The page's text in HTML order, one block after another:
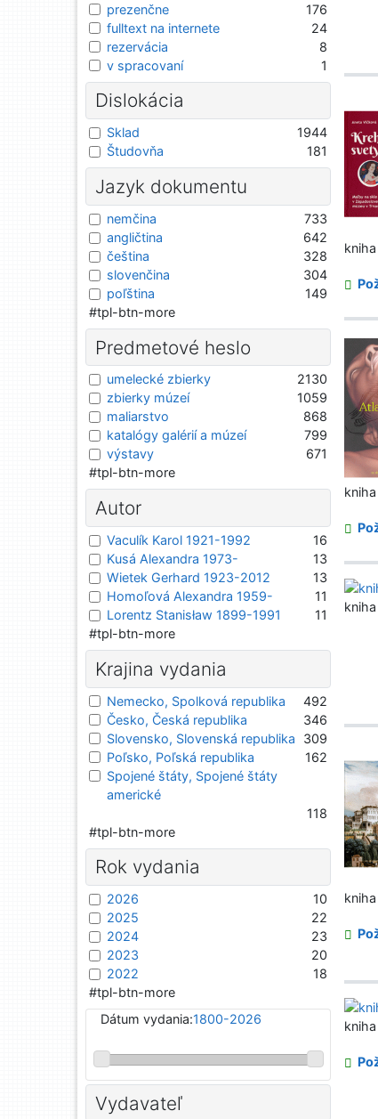
kniha
kniha
kniha
kniha
kniha
prezenčne
176
fulltext na internete
24
rezervácia
8
v spracovaní
1
Dislokácia
Sklad
1944
Študovňa
181
Jazyk dokumentu
nemčina
733
angličtina
642
čeština
328
slovenčina
304
poľština
149
#tpl-btn-more
Predmetové heslo
umelecké zbierky
2130
zbierky múzeí
1059
maliarstvo
868
katalógy galérií a múzeí
799
výstavy
671
#tpl-btn-more
Autor
Vaculík Karol 1921-1992
16
Kusá Alexandra 1973-
13
Wietek Gerhard 1923-2012
13
Homoľová Alexandra 1959-
11
Lorentz Stanisław 1899-1991
11
#tpl-btn-more
Krajina vydania
Nemecko, Spolková republika
492
Česko, Česká republika
346
Slovensko, Slovenská republika
309
Poľsko, Poľská republika
162
Spojené štáty, Spojené štáty
americké
118
#tpl-btn-more
Rok vydania
2026
10
2025
22
2024
23
2023
20
2022
18
#tpl-btn-more
Dátum vydania:1800-2026
Vydavateľ